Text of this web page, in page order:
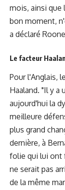
mois, ainsi que
bon moment,
a déclaré
Le facteur
Pour l'Anglais,
Haaland. "Il y a
aujourd'hui la
meilleure
plus grand
dernière, à
folie qui lui ont
ne serait pas
de la même